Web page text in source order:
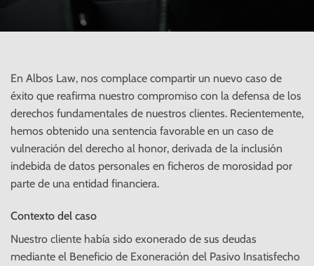
En Albos Law, nos complace compartir un nuevo caso de
éxito que reafirma nuestro compromiso con la defensa de los
derechos fundamentales de nuestros clientes. Recientemente,
hemos obtenido una sentencia favorable en un caso de
vulneración del derecho al honor, derivada de la inclusión
indebida de datos personales en ficheros de morosidad por
parte de una entidad financiera.
Contexto del caso
Nuestro cliente había sido exonerado de sus deudas
mediante el Beneficio de Exoneración del Pasivo Insatisfecho